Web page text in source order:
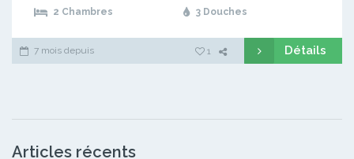
2 Chambres 3 Douches
7 mois depuis 1 Détails
Articles récents